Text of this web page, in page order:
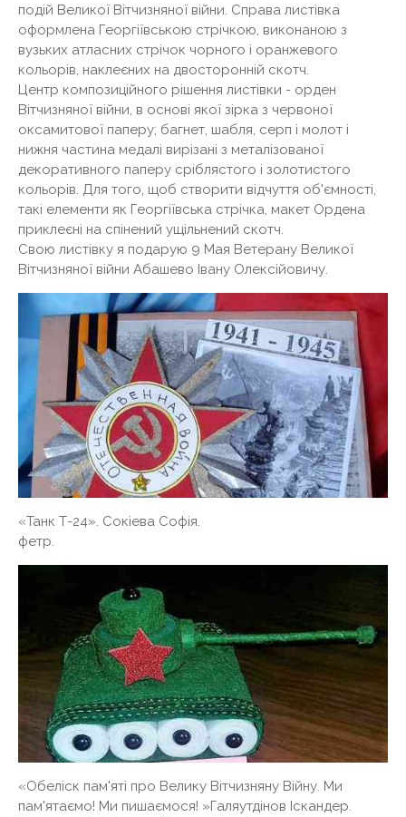
подій Великої Вітчизняної війни. Справа листівка
оформлена Георгіївською стрічкою, виконаною з
вузьких атласних стрічок чорного і оранжевого
кольорів, наклеєних на двосторонній скотч.
Центр композиційного рішення листівки - орден
Вітчизняної війни, в основі якої зірка з червоної
оксамитової паперу; багнет, шабля, серп і молот і
нижня частина медалі вирізані з металізованої
декоративного паперу сріблястого і золотистого
кольорів. Для того, щоб створити відчуття об'ємності,
такі елементи як Георгіївська стрічка, макет Ордена
приклеєні на спінений ущільнений скотч.
Свою листівку я подарую 9 Мая Ветерану Великої
Вітчизняної війни Абашево Івану Олексійовичу.
«Танк Т-24». Сокіева Софія.
фетр.
«Обеліск пам'яті про Велику Вітчизняну Війну. Ми
пам'ятаємо! Ми пишаємося! »Галяутдінов Іскандер.